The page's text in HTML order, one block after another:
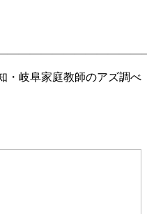
・岐阜家庭教師のアズ調べ